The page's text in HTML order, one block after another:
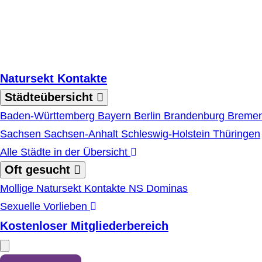
Natursekt Kontakte
Städteübersicht
Baden-Württemberg Bayern Berlin Brandenburg
Sachsen Sachsen-Anhalt Schleswig-Holstein Thüringen
Alle Städte in der Übersicht
Oft gesucht
Mollige Natursekt Kontakte NS Dominas
Sexuelle Vorlieben
Kostenloser Mitgliederbereich